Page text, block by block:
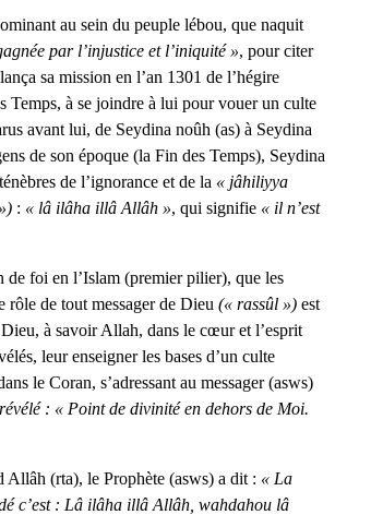
au sein du peuple lébou, que naquit
par l’injustice et l’iniquité », pour citer
sa mission en l’an 1301 de l’hégire
Temps, à se joindre à lui pour vouer un culte
avant lui, de Seydina noûh (as) à Seydina
de son époque (la Fin des Temps), Seydina
de l’ignorance et de la « jâhiliyya
: « lâ ilâha illâ Allâh », qui signifie « il n’est
de foi en l’Islam (premier pilier), que les
rôle de tout messager de Dieu (« rassûl ») est
à savoir Allah, dans le cœur et l’esprit
leur enseigner les bases d’un culte
le Coran, s’adressant au messager (asws)
: « Point de divinité en dehors de Moi.
Allâh (rta), le Prophète (asws) a dit : « La
c’est : Lâ ilâha illâ Allâh, wahdahou lâ